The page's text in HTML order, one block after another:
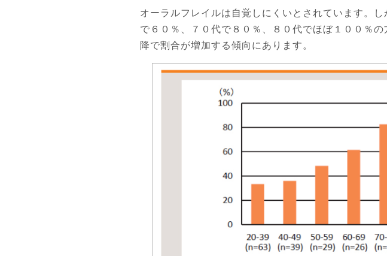
オーラルフレイルは自覚しにくいとされています。
で６０％、７０代で８０％、８０代でほぼ１００％
降で割合が増加する傾向にあります。